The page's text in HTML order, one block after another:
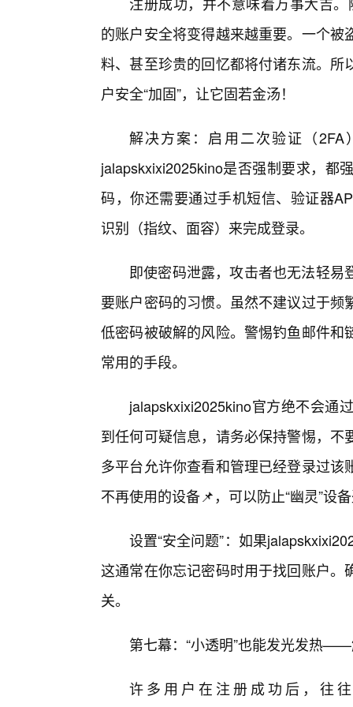
的账户安全将变得越来越重要。一个
料、甚至珍贵的回忆都将付诸东流。
户安全“加固”，让它固若金汤！
解决方案：启用二次验证（
jalapskxixi2025kino是否强制要求，都
码，你还需要通过手机短信、验证器
识别（指纹、面容）来完成登录。
即使密码泄露，攻击者也无法轻
要账户密码的习惯。虽然不建议过于
低密码被破解的风险。警惕钓鱼邮件
常用的手段。
jalapskxixi2025kino官方绝不会通
到任何可疑信息，请务必保持警惕，
多平台允许你查看和管理已经登录过
不再使用的设备📌，可以防止“幽灵”设
设置“安全问题”：如果
这通常在你忘记密码时用于找回账户
关。
第七幕：“小透明”也能发光发热
许多用户在注册成功后，往